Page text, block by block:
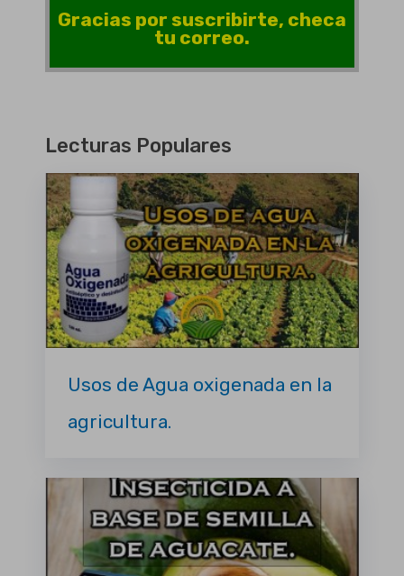
Gracias por suscribirte, checa
tu correo.
Lecturas Populares
Usos de Agua oxigenada en la
agricultura.